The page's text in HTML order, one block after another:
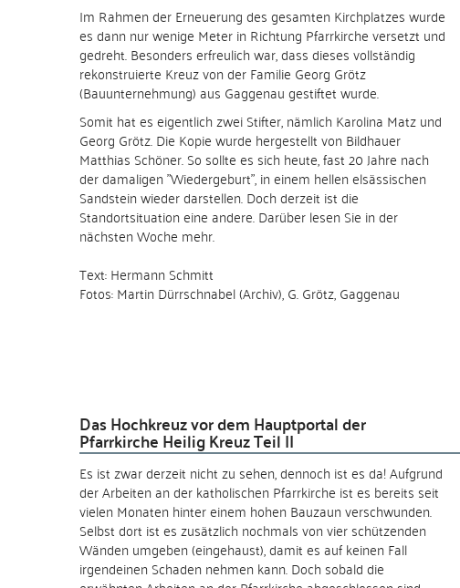
Im Rahmen der Erneuerung des gesamten Kirchplatzes wurde
es dann nur wenige Meter in Richtung Pfarrkirche versetzt und
gedreht. Besonders erfreulich war, dass dieses vollständig
rekonstruierte Kreuz von der Familie Georg Grötz
(Bauunternehmung) aus Gaggenau gestiftet wurde.
Somit hat es eigentlich zwei Stifter, nämlich Karolina Matz und
Georg Grötz. Die Kopie wurde hergestellt von Bildhauer
Matthias Schöner. So sollte es sich heute, fast 20 Jahre nach
der damaligen "Wiedergeburt", in einem hellen elsässischen
Sandstein wieder darstellen. Doch derzeit ist die
Standortsituation eine andere. Darüber lesen Sie in der
nächsten Woche mehr.
Text: Hermann Schmitt
Fotos: Martin Dürrschnabel (Archiv), G. Grötz, Gaggenau
Das Hochkreuz vor dem Hauptportal der
Pfarrkirche Heilig Kreuz Teil II
Es ist zwar derzeit nicht zu sehen, dennoch ist es da! Aufgrund
der Arbeiten an der katholischen Pfarrkirche ist es bereits seit
vielen Monaten hinter einem hohen Bauzaun verschwunden.
Selbst dort ist es zusätzlich nochmals von vier schützenden
Wänden umgeben (eingehaust), damit es auf keinen Fall
irgendeinen Schaden nehmen kann. Doch sobald die